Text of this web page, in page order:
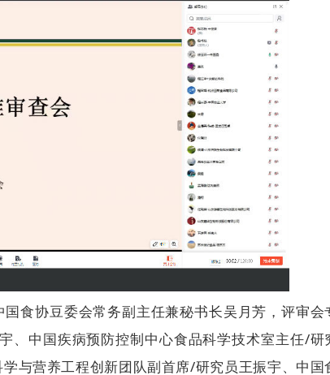
食协豆委会常务副主任兼秘书长吴月芳，评审会
中国疾病预防控制中心食品科学技术室主任/研
与营养工程创新团队副首席/研究员王振宇、中国